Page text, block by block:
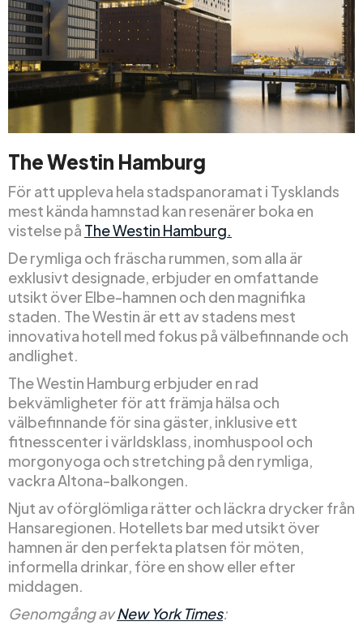
The Westin Hamburg
För att uppleva hela stadspanoramat i Tysklands
mest kända hamnstad kan resenärer boka en
vistelse på The Westin Hamburg.
De rymliga och fräscha rummen, som alla är
exklusivt designade, erbjuder en omfattande
utsikt över Elbe-hamnen och den magnifika
staden. The Westin är ett av stadens mest
innovativa hotell med fokus på välbefinnande och
andlighet.
The Westin Hamburg erbjuder en rad
bekvämligheter för att främja hälsa och
välbefinnande för sina gäster, inklusive ett
fitnesscenter i världsklass, inomhuspool och
morgonyoga och stretching på den rymliga,
vackra Altona-balkongen.
Njut av oförglömliga rätter och läckra drycker från
Hansaregionen. Hotellets bar med utsikt över
hamnen är den perfekta platsen för möten,
informella drinkar, före en show eller efter
middagen.
Genomgång avNew York Times: